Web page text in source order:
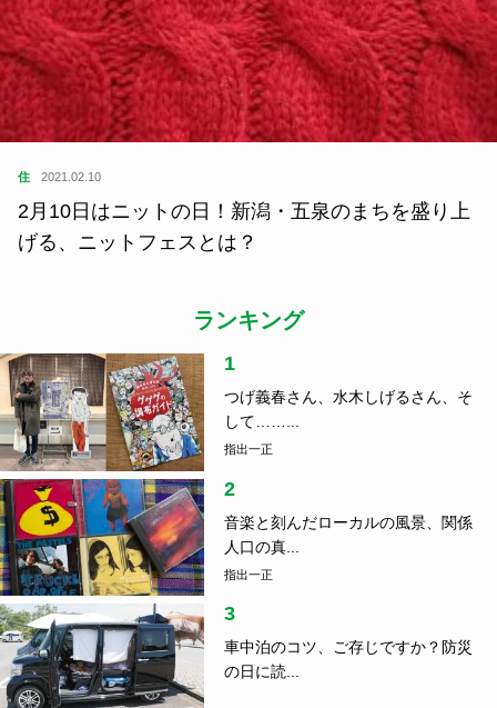
住 2021.02.10
2月10日はニットの日！新潟・五泉のまちを盛り上
げる、ニットフェスとは？
ランキング
1
つげ義春さん、水木しげるさん、そ
して……...
指出一正
2
音楽と刻んだローカルの風景、関係
人口の真...
指出一正
3
車中泊のコツ、ご存じですか？防災
の日に読...